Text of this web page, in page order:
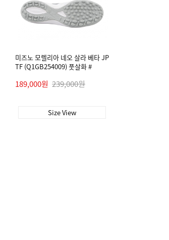
미즈노 모렐리아 네오 살라 베타 JP
TF (Q1GB254009) 풋살화 #
189,000원 239,000원
Size View